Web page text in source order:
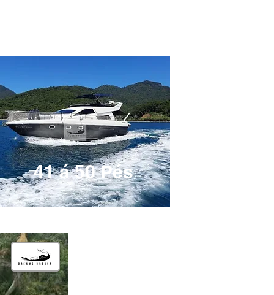
41 á 50 Pés